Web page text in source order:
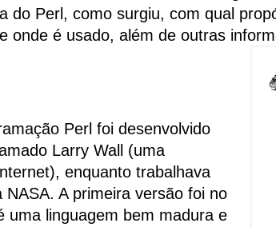
do Perl, como surgiu, com qual
onde é usado, além de outras
Perl foi desenvolvido
Larry Wall (uma
enquanto trabalhava
A primeira versão foi no
uma linguagem bem madura e